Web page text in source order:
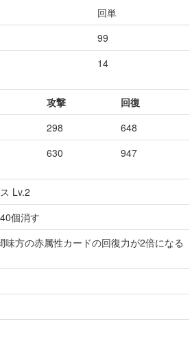
回単
99
14
攻撃
回復
298
648
630 947
Lv.2
個消す
味方の赤属性カードの回復力が2倍になる